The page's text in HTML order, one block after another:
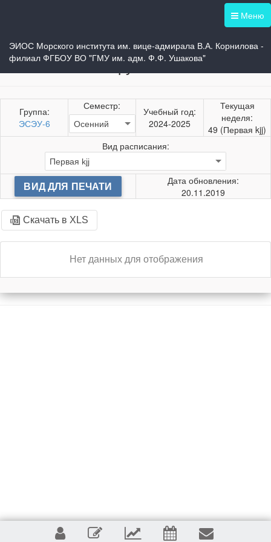
Меню
ЭИОС Морского института им. вице-адмирала В.А. Корнилова -
филиал ФГБОУ ВО "ГМУ им. адм. Ф.Ф. Ушакова"
Назад Учебное расписание
группы
Группа:
ЭСЭУ-6
Семестр:
Учебный год:
2024-2025
Текущая
неделя:
49 (Первая kjj)
Вид расписания:
ВИД ДЛЯ ПЕЧАТИ
Дата обновления:
20.11.2019
Скачать в XLS
Нет данных для отображения